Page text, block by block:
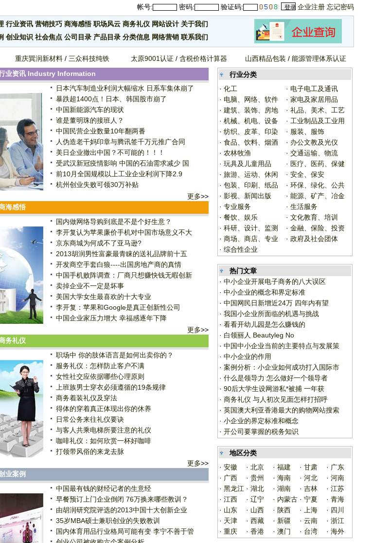
帐号: 密码: 验证码: 企业注册 忘记密码
行业资讯 营销技巧 商海感悟 职场风云 商务礼仪 网站设计 关于我们
创业知识 社会焦点 公司目录 产品目录 分类信息 网络营销 联系我们
重庆巽润新材料 / 三众科技纯铁 太原9001认证 / 含税价格计算器 山西精品包装 / 能源管理体系认证
业资讯 Industry Information
日本汽车制造业利润大幅缩水 日系车集体崩了
暴跌超1400点！日本、韩国股市崩了
中国新能源汽车的现状
谁是董明珠的接班人？
中国民营企业数量10年翻两番
人伪造老干妈印章与腾讯签千万元推广合同
美日企业撤出中国？不可能的！！！
受武汉新冠疫情影响 中国的石油需求减少 国
前10月全国规模以上工业企业利润下降2.9
杭州创业失败可领30万补贴
更多>>
海感悟
国内做网络导购到底是不是个好生意？
李开复认为苹果廉价手机对中国市场意义不大
京东商城为何成不了亚马逊?
2013胡润男性富豪最青睐的送礼品牌前十五
开发商空手套白狼----出国房地产商的真情
中国手机败阵调查：厂商只想赚快钱无暇创新
卖掉企业不一定是坏事
美国大学女生最喜欢的十大专业
李开复：苹果和Google是真正创新性公司
中国企业家压力增大 幸福感逐年下降
更多>>
务礼仪
职场中 你的肢体语言是如何出卖你的？
服务礼仪：怎样防止客户不满
女性社交应依据哪些心理原则
上班族男士穿衣必须遵循的19条规律
商务着装礼仪及穿法
得体的穿着真正体现出你的休养
日常公务来往礼仪要诀
与客人共乘电梯所要注意的礼仪
咖啡礼仪：如何欣赏一杯好咖啡
打领带风俗的来龙去脉
更多>>
业案例
中国最有钱的财经记者的生意经
早餐预订上门企业倒闭 76万换来哪些教训？
由胡润研究院评选的2013中国十大创新企业
35岁MBA硕士兼职创业的失败教训
国内体育用品行业格局可能有变 李宁不善于管
行业分类
· 化工 · 电子电工及通讯
· 电脑、网络、软件 · 家电及家居用品
· 建筑、装饰、房地 · 礼品、美术、工艺
· 机械、机电、设备 · 工业制品及工业用
· 纺织、皮革、印染 · 服装、服饰
· 食品、饮料、烟酒 · 办公文教及光仪
· 农林牧渔 · 交通运输、物流
· 玩具及儿童用品 · 医疗、医药、保健
· 旅游、运动、休闲 · 安全、保安
· 包装、印刷、纸品 · 环保、绿化、公共
· 影视、新闻出版 · 能源、矿产、冶金
· 专业服务 · 生活服务
· 餐饮、娱乐 · 文化教育、培训
· 科研、设计、监测 · 金融、保险、投资
· 商场、商店、专业 · 政府及社会团体
· 综合性企业
热门文章
· 中小企业开展电子商务的八大误区
· 中小企业的概念和界定标准
· 中国网民日新增近24万 四年内有望
· 我国小企业所面临的机遇与挑战
· 看看开幼儿园是怎么赚钱的
· 白领丽人 Beautyleg No
· 中国中小企业当前的主要特点与发展策
· 中小企业的作用
· 案例分析：小企业如何成功打入国际市
· 什么是领导力 怎么做好一个领导者
· 90后大学生设网游私*被捕 一年获
· 商务礼仪 与人初次见面怎样打招呼
· 英国澳大利亚香港最大的购物网站搜索
· 小企业的界定标准和概念
· 开公司要掌握的税务知识
地区分类
· 安徽 · 北京 · 福建 · 甘肃 · 广东
· 广西 · 贵州 · 海南 · 河北 · 河南
· 黑龙江 · 湖北 · 湖南 · 吉林 · 江苏
· 江西 · 辽宁 · 内蒙古 · 宁夏 · 青海
· 山东 · 山西 · 陕西 · 上海 · 四川
· 天津 · 西藏 · 新疆 · 云南 · 浙江
· 重庆 · 香港 · 澳门 · 台湾 · 海外